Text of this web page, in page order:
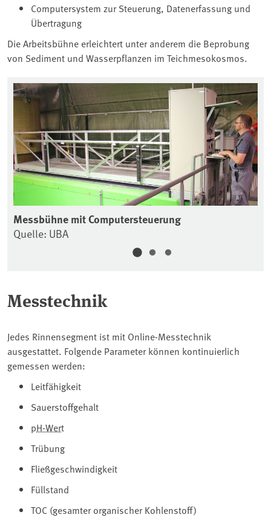
Computersystem zur Steuerung, Datenerfassung und
Übertragung
Die Arbeitsbühne erleichtert unter anderem die Beprobung
von Sediment und Wasserpflanzen im Teichmesokosmos.
Messbühne mit Computersteuerung
Quelle: UBA
Messtechnik
Jedes Rinnensegment ist mit Online-Messtechnik
ausgestattet. Folgende Parameter können kontinuierlich
gemessen werden:
Leitfähigkeit
Sauerstoffgehalt
pH-Wert
Trübung
Fließgeschwindigkeit
Füllstand
TOC (gesamter organischer Kohlenstoff)